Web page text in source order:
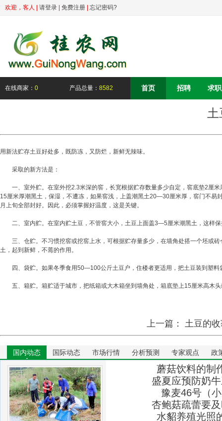
欢迎， 客人 请登录 免费注册 忘记密码?
在线商家： 0 产品总量： 8582 首页 招聘 求职
用新法贮存土豆好处多，既防冻，又防烂，新鲜无辣味。
采取的新方法是：
一、室外贮。在室外挖2.3米深的窖，长宽根据贮存数量多少自定，窖底垫2厘米
15厘米厚潮黑土，保湿，不遭冻，如果窖浅，上盖潮黑土20―30厘米厚，窖门不易
月上旬全部封好。因此，必须掌握好温度，这是关键。
二、室内贮。在室内贮土豆，不管窖大小，土豆上面盖3―5厘米潮黑土，这样保
三、仓贮。不习惯挖窖或挖窖上水，可根据贮存量多少，在墙角处搭一个坯或砖
土，起到新鲜，不蔫的作用。
四、袋贮。如果冬季食用50―100公斤土豆户，住楼者更适用，把土豆装到塑料
五、箱贮。箱贮适于城市，把纸箱或大木箱坐到墙角处，箱底垫上15厘米高木
上一篇： 土豆的
国内动态 国际动态 市场行情 分析预测 专家观点 政
蘑菇饮料的制
盛夏应预防奶
豫麦46号（
杏鲍菇疏蕾要
水貂养殖光照